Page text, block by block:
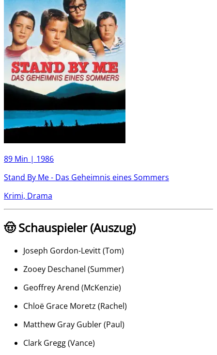
89 Min | 1986
Stand By Me - Das Geheimnis eines Sommers
Krimi, Drama
🤠 Schauspieler (Auszug)
Joseph Gordon-Levitt(Tom)
Zooey Deschanel (Summer)
Geoffrey Arend (McKenzie)
Chloë Grace Moretz (Rachel)
Matthew Gray Gubler(Paul)
Clark Gregg(Vance)